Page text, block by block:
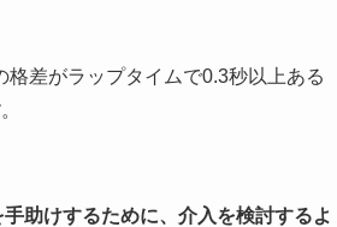
格差がラップタイムで0.3秒以上ある
。
助けするために、介入を検討するよ